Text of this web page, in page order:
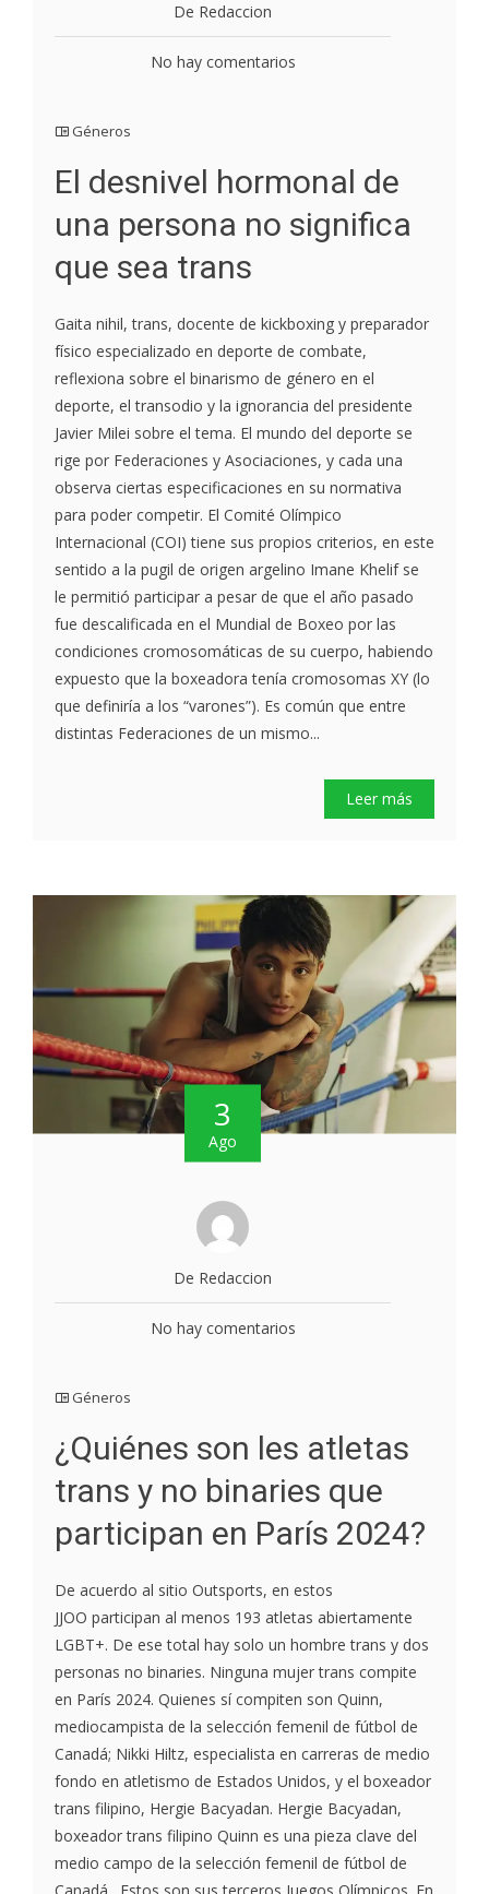
De Redaccion
No hay comentarios
Géneros
El desnivel hormonal de
una persona no significa
que sea trans
Gaita nihil, trans, docente de kickboxing y preparador
físico especializado en deporte de combate,
reflexiona sobre el binarismo de género en el
deporte, el transodio y la ignorancia del presidente
Javier Milei sobre el tema. El mundo del deporte se
rige por Federaciones y Asociaciones, y cada una
observa ciertas especificaciones en su normativa
para poder competir. El Comité Olímpico
Internacional (COI) tiene sus propios criterios, en este
sentido a la pugil de origen argelino Imane Khelif se
le permitió participar a pesar de que el año pasado
fue descalificada en el Mundial de Boxeo por las
condiciones cromosomáticas de su cuerpo, habiendo
expuesto que la boxeadora tenía cromosomas XY (lo
que definiría a los “varones”). Es común que entre
distintas Federaciones de un mismo...
Leer más
3
Ago
De Redaccion
No hay comentarios
Géneros
¿Quiénes son les atletas
trans y no binaries que
participan en París 2024?
De acuerdo al sitio Outsports, en estos
JJOO participan al menos 193 atletas abiertamente
LGBT+. De ese total hay solo un hombre trans y dos
personas no binaries. Ninguna mujer trans compite
en París 2024. Quienes sí compiten son Quinn,
mediocampista de la selección femenil de fútbol de
Canadá; Nikki Hiltz, especialista en carreras de medio
fondo en atletismo de Estados Unidos, y el boxeador
trans filipino, Hergie Bacyadan. Hergie Bacyadan,
boxeador trans filipino Quinn es una pieza clave del
medio campo de la selección femenil de fútbol de